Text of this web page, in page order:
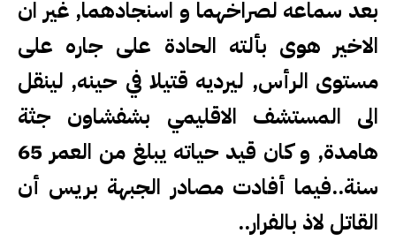
بعد سماعه لصراخهما و اسنجادهما, غير ان
الاخير هوى بألته الحادة على جاره على
مستوى الرأس, ليرديه قتيلا في حينه, لينقل
الى المستشف الاقليمي بشفشاون جثة
هامدة, و كان قيد حياته يبلغ من العمر 65
سنة..فيما أفادت مصادر الجبهة بريس أن
القاتل لاذ بالفرار..